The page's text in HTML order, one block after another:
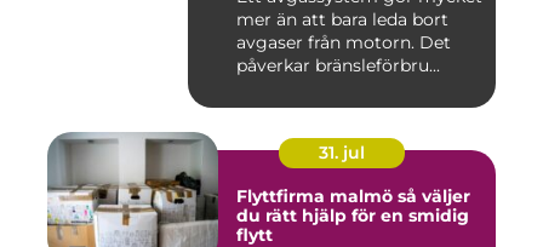
mer än att bara leda bort
avgaser från motorn. Det
påverkar bränsleförbru...
31. jul
Flyttfirma malmö så väljer
du rätt hjälp för en smidig
flytt